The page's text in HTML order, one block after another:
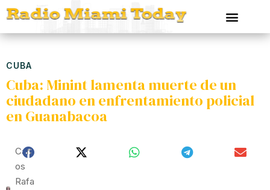
CUBA
Cuba: Minint lamenta muerte de un
ciudadano en enfrentamiento policial
en Guanabacoa
Carl
Os
Rafa